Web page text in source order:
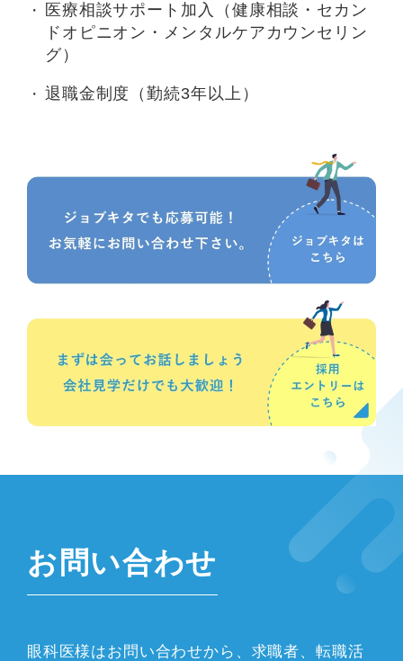
医療相談サポート加入（健康相談・セカン
ドオピニオン・メンタルケアカウンセリン
グ）
退職金制度（勤続3年以上）
お問い合わせ
眼科医様はお問い合わせから、求職者、転職活